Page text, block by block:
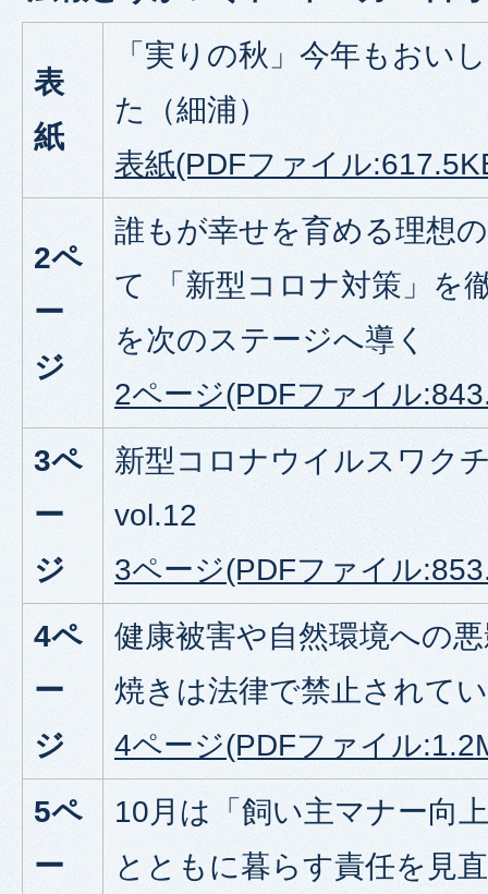
表
紙
「実りの秋」今年もおい
た（細浦）
表紙(PDFファイル
2ペ
ー
ジ
誰もが幸せを育める理想
て 「新型コロナ対策」を
を次のステージへ導く
2ページ(PDFファイル
3ペ
ー
ジ
新型コロナウイルスワク
vol.12
3ページ(PDFファイル
4ペ
ー
ジ
健康被害や自然環境への
焼きは法律で禁止されて
4ページ(PDFファイル
5ペ
ー
10月は「飼い主マナー向
とともに暮らす責任を見